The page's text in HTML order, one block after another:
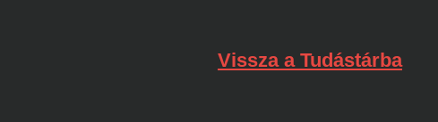
Vissza a Tudástárba